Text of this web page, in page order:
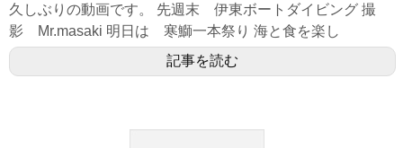
久しぶりの動画です。 先週末 伊東ボートダイビング 撮
影 Mr.masaki 明日は 寒鰤一本祭り 海と食を楽し
記事を読む